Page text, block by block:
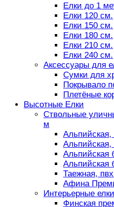
Елки до 1
Елки 120 см.
Елки 150 см.
Елки 180 см.
Елки 210 см.
Елки 240 см.
Аксессуары для
Сумки для
Покрывало
Плетёные
Высотные Елки
Ствольные
м
Альпийская,
Альпийская,
Альпийская
Альпийская
Таежная,
Афина
Интерьерные
Финская